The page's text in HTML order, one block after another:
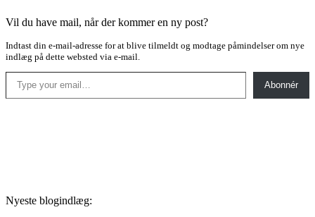
Vil du have mail, når der kommer en ny post?
Indtast din e-mail-adresse for at blive tilmeldt og modtage påmindelser om nye
indlæg på dette websted via e-mail.
Type your email…
Abonnér
Nyeste blogindlæg: